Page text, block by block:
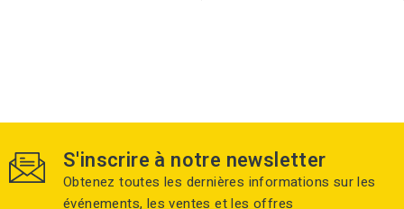
S'inscrire à notre newsletter
Obtenez toutes les dernières informations sur les
événements, les ventes et les offres